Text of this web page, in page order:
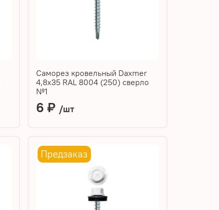
Саморез кровельный Daxmer
4,8х35 RAL 8004 (250) сверло
№1
6 ₽ /шт
Предзаказ